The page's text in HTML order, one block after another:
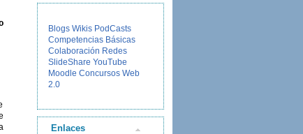
Blogs Wikis PodCasts
Competencias Básicas
Colaboración Redes
SlideShare YouTube
Moodle Concursos Web
2.0
Enlaces